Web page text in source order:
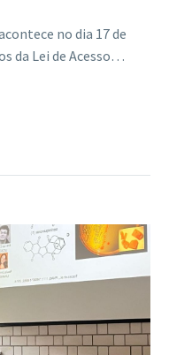
no dia 17 de
da Lei de Acesso…